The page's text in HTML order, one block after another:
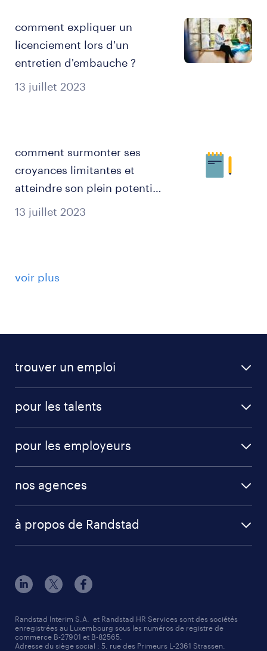
13 juillet 2023
comment expliquer un
licenciement lors d'un
entretien d'embauche ?
13 juillet 2023
comment surmonter ses
croyances limitantes et
atteindre son plein potentiel
?
voir plus
trouver un emploi
pour les talents
pour les employeurs
nos agences
à propos de Randstad
Randstad Interim S.A. et Randstad HR Services sont des sociétés
enregistrées au Luxembourg sous les numéros de registre de
commerce B-27901 et B-82565.
Adresse du siège social : 5, rue des Primeurs L-2361 Strassen.